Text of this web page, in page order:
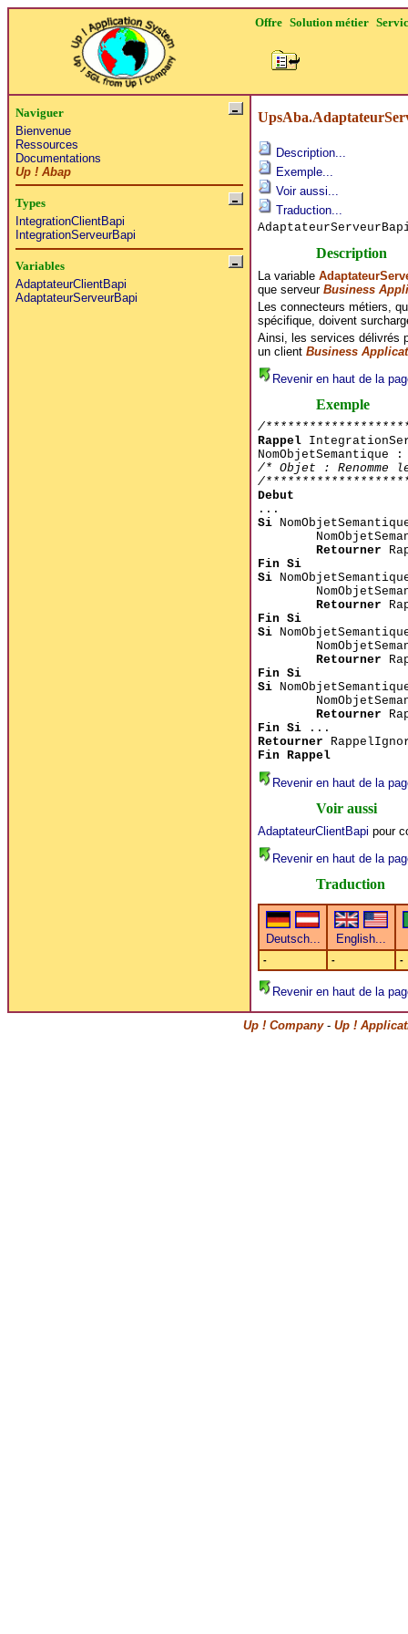
Offre Solution métier
Naviguer
Bienvenue
Ressources
Documentations
Up ! Abap
Types
IntegrationClientBapi
IntegrationServeurBapi
Variables
AdaptateurClientBapi
AdaptateurServeurBapi
Description...
Exemple...
Voir aussi...
Traduction...
Description
La variable
que serveur Business
Les connecteurs métiers,
spécifique, doivent
Ainsi, les services délivrés
un client Business
Revenir en haut de la
Exemple
/
Rappel
/* Objet : Renomme
/
Debut
...
Si
Retourner
Fin Si
Si
Retourner
Fin Si
Si
Retourner
Fin Si
Si
Retourner
Fin Si...
Retourner
Fin Rappel
Revenir en haut de la
Voir aussi
AdaptateurClientBapi pour
Revenir en haut de la
Traduction
- - -
Revenir en haut de la
Up ! Company- Up !